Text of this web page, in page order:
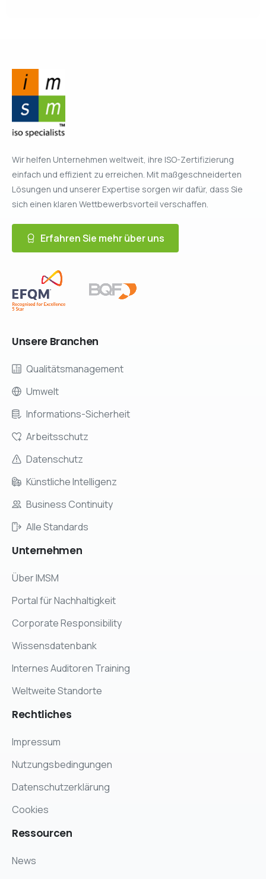
Wir helfen Unternehmen weltweit, ihre ISO-Zertifizierung
einfach und effizient zu erreichen. Mit maßgeschneiderten
Lösungen und unserer Expertise sorgen wir dafür, dass Sie
sich einen klaren Wettbewerbsvorteil verschaffen.
Erfahren Sie mehr über uns
Unsere Branchen
Qualitätsmanagement
Umwelt
Informations-Sicherheit
Arbeitsschutz
Datenschutz
Künstliche Intelligenz
Business Continuity
Alle Standards
Unternehmen
Über IMSM
Portal für Nachhaltigkeit
Corporate Responsibility
Wissensdatenbank
Internes Auditoren Training
Weltweite Standorte
Rechtliches
Impressum
Nutzungsbedingungen
Datenschutzerklärung
Cookies
Ressourcen
News